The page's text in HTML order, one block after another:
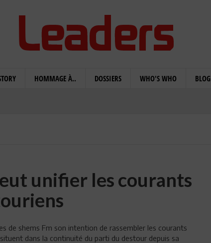
HOMMAGE À.. DOSSIERS WHO'S WHO BLOG
unifier les courants
de shems Fm son intention de rassembler les courants
dans la continuité du parti du destour depuis sa